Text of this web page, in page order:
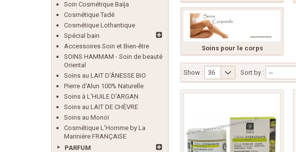
Soin Cosmétique Baïja
Cosmétique Tadé
Cosmétique Lothantique
Spécial bain
Accessoires Soin et Bien-être
SOINS HAMMAM - Soin de beauté
Oriental
Soins au LAIT D'ÂNESSE BIO
Pierre d'Alun 100% Naturelle
Soins à L'HUILE D'ARGAN
Soins au LAIT DE CHÈVRE
Soins au Monoï
Cosmétique L'Homme by La
Marinière FRANÇAISE
PARFUM
Soins pour le corps
Show : 36 Sort by : --